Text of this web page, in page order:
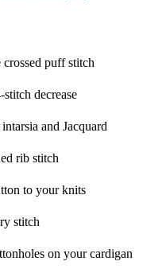
puff stitch
decrease
and Jacquard
rib stitch
to your knits
stitch
on your cardigan